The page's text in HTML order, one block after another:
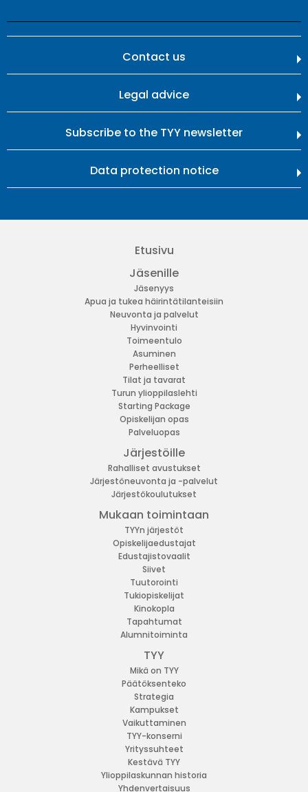
Contact us
Legal advice
Subscribe to the TYY newsletter
Data protection notice
Etusivu
Jäsenille
Jäsenyys
Apua ja tukea häirintätilanteisiin
Neuvonta ja palvelut
Hyvinvointi
Toimeentulo
Asuminen
Perheelliset
Tilat ja tavarat
Turun ylioppilaslehti
Starting Package
Opiskelijan opas
Palveluopas
Järjestöille
Rahalliset avustukset
Järjestöneuvonta ja -palvelut
Järjestökoulutukset
Mukaan toimintaan
TYYn järjestöt
Opiskelijaedustajat
Edustajistovaalit
Siivet
Tuutorointi
Tukiopiskelijat
Kinokopla
Tapahtumat
Alumnitoiminta
TYY
Mikä on TYY
Päätöksenteko
Strategia
Kampukset
Vaikuttaminen
TYY-konserni
Yrityssuhteet
Kestävä TYY
Ylioppilaskunnan historia
Yhdenvertaisuus